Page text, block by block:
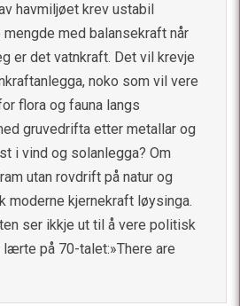
havmiljøet krev ustabil
med balansekraft når
er det vatnkraft. Det vil krevje
noko som vil vere
flora og fauna langs
gruvedrifta etter metallar og
i vind og solanlegga? Om
utan rovdrift på natur og
moderne kjernekraft løysinga.
ser ikkje ut til å vere politisk
på 70-talet:»There are